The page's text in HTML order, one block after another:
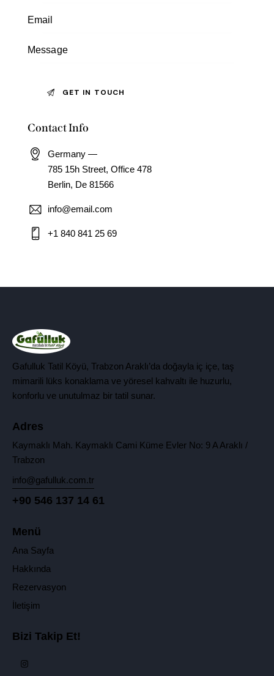
Contact Info
Germany —
785 15h Street, Office 478
Berlin, De 81566
info@email.com
+1 840 841 25 69
Gafulluk Tatil Köyü, Trabzon Araklı’da doğayla iç içe, taş
mimarili lüks konaklama ve yöresel kahvaltı ile huzurlu,
konforlu ve unutulmaz bir tatil sunar.
Adres
Kaymaklı Mah. Kaymaklı Cami Küme Evler No: 9 A Araklı /
Trabzon
info@gafulluk.com.tr
+90 546 137 14 61
Menü
Ana Sayfa
Hakkında
Rezervasyon
İletişim
Bizi Takip Et!